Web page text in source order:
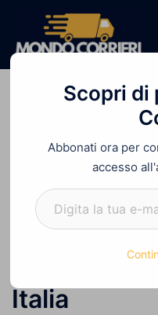
contenuto
Home»Il Corriere
Pacchi in Italia
Il Corriere
Consegna
Italia
Scopri di
Abbonati ora per
accesso
Digita la tua e-mail...